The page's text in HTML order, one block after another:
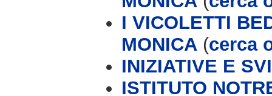
I VICOLETTI
MONICA (cerca
INIZIATIVE E
ISTITUTO